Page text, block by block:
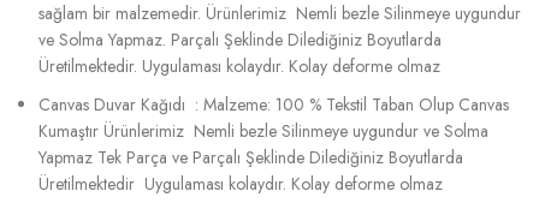
sağlam bir malzemedir. Ürünlerimiz Nemli bezle Silinmeye uygundur
ve Solma Yapmaz. Parçalı Şeklinde Dilediğiniz Boyutlarda
Üretilmektedir. Uygulaması kolaydır. Kolay deforme olmaz
Canvas Duvar Kağıdı : Malzeme: 100 % Tekstil Taban Olup Canvas
Kumaştır Ürünlerimiz Nemli bezle Silinmeye uygundur ve Solma
Yapmaz Tek Parça ve Parçalı Şeklinde Dilediğiniz Boyutlarda
Üretilmektedir Uygulaması kolaydır. Kolay deforme olmaz